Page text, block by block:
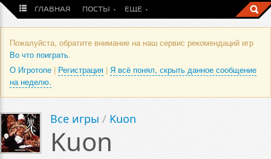
ГЛАВНАЯ ПОСТЫ ЕЩЕ
Пожалуйста, обратите внимание на наш сервис рекомендаций игр
Во что поиграть.
О Игротопе | Регистрация | Я всё понял, скрыть данное сообщение
на неделю.
Все игры / Kuon
Kuon